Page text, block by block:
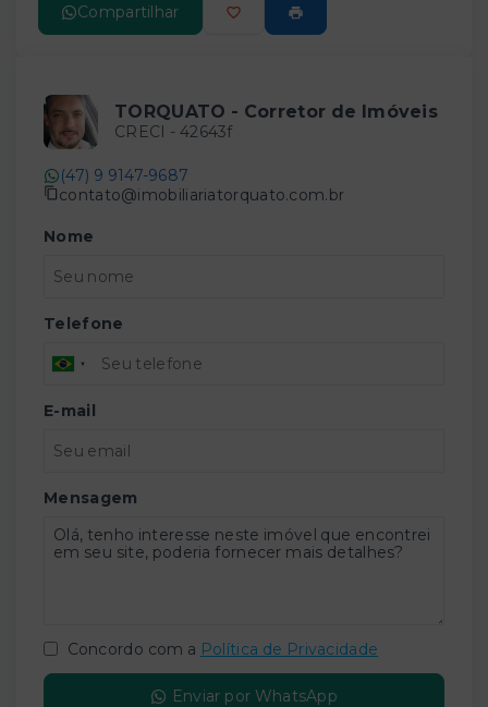
Compartilhar
TORQUATO - Corretor de Imóveis
CRECI - 42643f
(47) 9 9147-9687
contato@imobiliariatorquato.com.br
Nome
Telefone
E-mail
Mensagem
Concordo com a Política de Privacidade
Enviar por WhatsApp